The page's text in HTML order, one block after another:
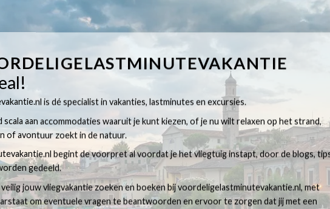
is dé specialist in vakanties, lastminutes en excursies.
scala aan accommodaties waaruit je kunt kiezen, of je nu wilt relaxen op het strand,
of avontuur zoekt in de natuur.
begint de voorpret al voordat je het vliegtuig instapt, door de blogs,
gedeeld.
jouw vliegvakantie zoeken en boeken bij voordeligelastminutevakantie.nl, met
om eventuele vragen te beantwoorden en ervoor te zorgen dat jij met een